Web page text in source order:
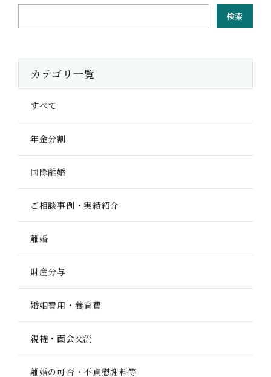
検索
カテゴリ一覧
すべて
年金分割
国際離婚
ご相談事例・実績紹介
離婚
財産分与
婚姻費用・養育費
親権・面会交流
離婚の可否・不貞慰謝料等